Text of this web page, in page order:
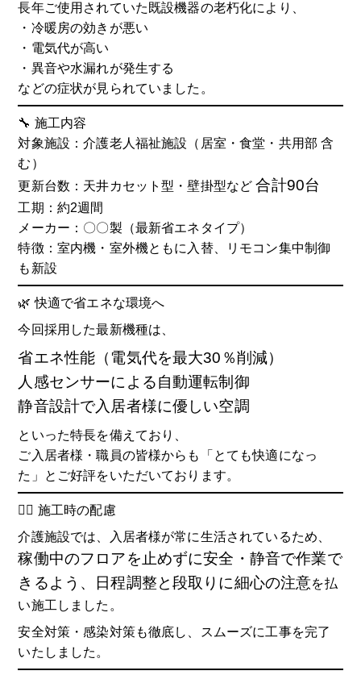
長年ご使用されていた既設機器の老朽化により、
・冷暖房の効きが悪い
・電気代が高い
・異音や水漏れが発生する
などの症状が見られていました。
🔧 施工内容
対象施設：介護老人福祉施設（居室・食堂・共用部 含
む）
更新台数：天井カセット型・壁掛型など合計90台
工期：約2週間
メーカー：〇〇製（最新省エネタイプ）
特徴：室内機・室外機ともに入替、リモコン集中制御
も新設
🌿 快適で省エネな環境へ
今回採用した最新機種は、
省エネ性能（電気代を最大30％削減）
人感センサーによる自動運転制御
静音設計で入居者様に優しい空調
といった特長を備えており、
ご入居者様・職員の皆様からも「とても快適になっ
た」とご好評をいただいております。
👷‍♂️ 施工時の配慮
介護施設では、入居者様が常に生活されているため、
稼働中のフロアを止めずに安全・静音で作業で
きるよう、日程調整と段取りに細心の注意を払
い施工しました。
安全対策・感染対策も徹底し、スムーズに工事を完了
いたしました。